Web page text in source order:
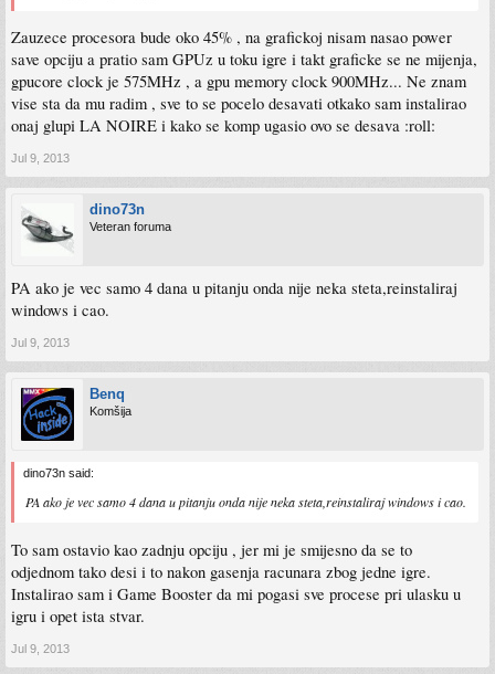
Zauzece procesora bude oko 45% , na grafickoj nisam nasao power
save opciju a pratio sam GPUz u toku igre i takt graficke se ne mijenja,
gpucore clock je 575MHz , a gpu memory clock 900MHz... Ne znam
vise sta da mu radim , sve to se pocelo desavati otkako sam instalirao
onaj glupi LA NOIRE i kako se komp ugasio ovo se desava :roll:
Jul 9, 2013
dino73n
Veteran foruma
PA ako je vec samo 4 dana u pitanju onda nije neka steta,reinstaliraj
windows i cao.
Jul 9, 2013
Benq
Komšija
dino73n said:
PA ako je vec samo 4 dana u pitanju onda nije neka steta,reinstaliraj windows i cao.
To sam ostavio kao zadnju opciju , jer mi je smijesno da se to
odjednom tako desi i to nakon gasenja racunara zbog jedne igre.
Instalirao sam i Game Booster da mi pogasi sve procese pri ulasku u
igru i opet ista stvar.
Jul 9, 2013